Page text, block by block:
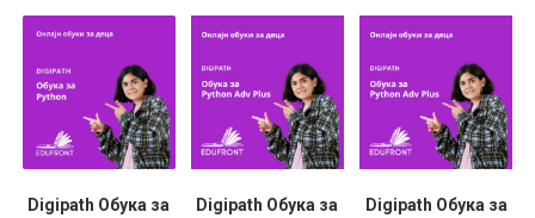
Digipath Обука за
Digipath Обука за
Digipath Обука за